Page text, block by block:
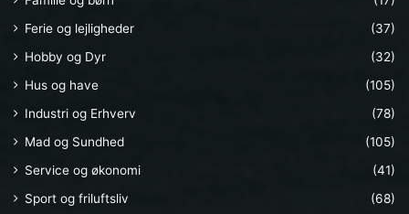
Ferie og lejligheder
(37)
Hobby og Dyr
(32)
Hus og have
(105)
Industri og Erhverv
(78)
Mad og Sundhed
(105)
Service og økonomi
(41)
Sport og friluftsliv
(68)